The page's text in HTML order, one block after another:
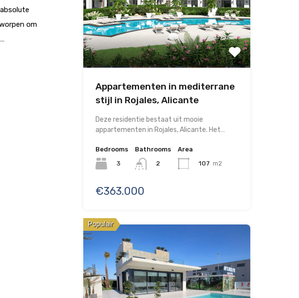
om
Appartementen in mediterrane
stijl in Rojales, Alicante
Deze residentie bestaat uit mooie
appartementen in Rojales, Alicante. Het…
Bedrooms
3
Bathrooms
2
Area
107 m2
€363.000
Populair